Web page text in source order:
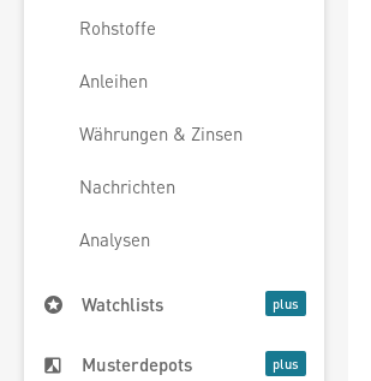
Rohstoffe
Anleihen
Währungen & Zinsen
Nachrichten
Analysen
Watchlists
Musterdepots